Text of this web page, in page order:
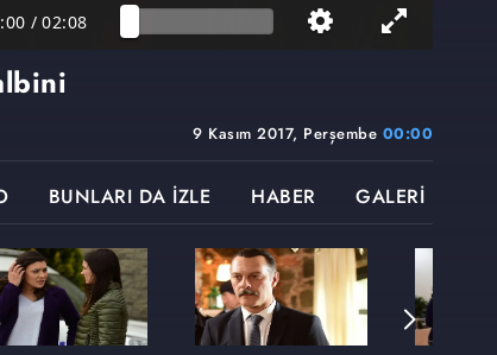
/ 02:08
9 Kasım 2017, Perşembe 00:00
BUNLARI DA İZLE HABER GALERİ